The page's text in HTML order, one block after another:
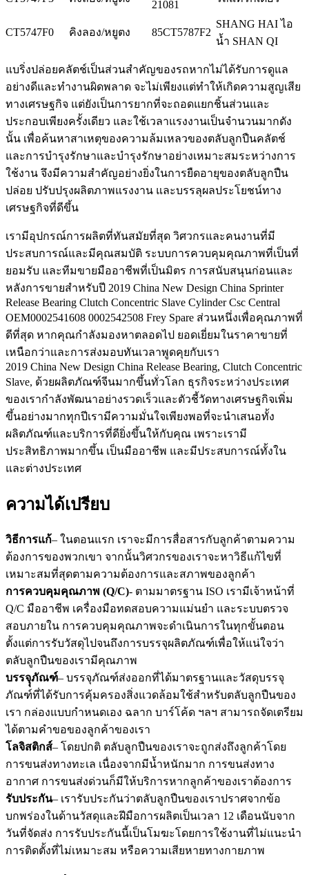
21081
CT5747F0 คิงลอง/หยูตง 85CT5787F2
SHANG HAI ไอ
น้ำ SHAN QI
แบริ่งปล่อยคลัตช์เป็นส่วนสำคัญของรถหากไม่ได้รับการดูแล
อย่างดีและทำงานผิดพลาด จะไม่เพียงแต่ทำให้เกิดความสูญเสีย
ทางเศรษฐกิจ แต่ยังเป็นการยากที่จะถอดแยกชิ้นส่วนและ
ประกอบเพียงครั้งเดียว และใช้เวลาแรงงานเป็นจำนวนมากดัง
นั้น เพื่อค้นหาสาเหตุของความล้มเหลวของตลับลูกปืนคลัตช์
และการบำรุงรักษาและบำรุงรักษาอย่างเหมาะสมระหว่างการ
ใช้งาน จึงมีความสำคัญอย่างยิ่งในการยืดอายุของตลับลูกปืน
ปล่อย ปรับปรุงผลิตภาพแรงงาน และบรรลุผลประโยชน์ทาง
เศรษฐกิจที่ดีขึ้น
เรามีอุปกรณ์การผลิตที่ทันสมัยที่สุด วิศวกรและคนงานที่มี
ประสบการณ์และมีคุณสมบัติ ระบบการควบคุมคุณภาพที่เป็นที่
ยอมรับ และทีมขายมืออาชีพที่เป็นมิตร การสนับสนุนก่อนและ
หลังการขายสำหรับปี 2019 China New Design China Sprinter
Release Bearing Clutch Concentric Slave Cylinder Csc Central
OEM0002541608 0002542508 Frey Spare ส่วนหนึ่งเพื่อคุณภาพที่
ดีที่สุด หากคุณกำลังมองหาตลอดไป ยอดเยี่ยมในราคาขายที่
เหนือกว่าและการส่งมอบทันเวลาพูดคุยกับเรา
2019 China New Design China Release Bearing, Clutch Concentric
Slave, ด้วยผลิตภัณฑ์จีนมากขึ้นทั่วโลก ธุรกิจระหว่างประเทศ
ของเรากำลังพัฒนาอย่างรวดเร็วและตัวชี้วัดทางเศรษฐกิจเพิ่ม
ขึ้นอย่างมากทุกปีเรามีความมั่นใจเพียงพอที่จะนำเสนอทั้ง
ผลิตภัณฑ์และบริการที่ดียิ่งขึ้นให้กับคุณ เพราะเรามี
ประสิทธิภาพมากขึ้น เป็นมืออาชีพ และมีประสบการณ์ทั้งใน
และต่างประเทศ
ความได้เปรียบ
วิธีการแก้– ในตอนแรก เราจะมีการสื่อสารกับลูกค้าตามความ
ต้องการของพวกเขา จากนั้นวิศวกรของเราจะหาวิธีแก้ไขที่
เหมาะสมที่สุดตามความต้องการและสภาพของลูกค้า
การควบคุมคุณภาพ (Q/C)- ตามมาตรฐาน ISO เรามีเจ้าหน้าที่
Q/C มืออาชีพ เครื่องมือทดสอบความแม่นยำ และระบบตรวจ
สอบภายใน การควบคุมคุณภาพจะดำเนินการในทุกขั้นตอน
ตั้งแต่การรับวัสดุไปจนถึงการบรรจุผลิตภัณฑ์เพื่อให้แน่ใจว่า
ตลับลูกปืนของเรามีคุณภาพ
บรรจุุภัณฑ์– บรรจุภัณฑ์ส่งออกที่ได้มาตรฐานและวัสดุบรรจุ
ภัณฑ์ที่ได้รับการคุ้มครองสิ่งแวดล้อมใช้สำหรับตลับลูกปืนของ
เรา กล่องแบบกำหนดเอง ฉลาก บาร์โค้ด ฯลฯ สามารถจัดเตรียม
ได้ตามคำขอของลูกค้าของเรา
โลจิสติกส์– โดยปกติ ตลับลูกปืนของเราจะถูกส่งถึงลูกค้าโดย
การขนส่งทางทะเล เนื่องจากมีน้ำหนักมาก การขนส่งทาง
อากาศ การขนส่งด่วนก็มีให้บริการหากลูกค้าของเราต้องการ
รับประกัน– เรารับประกันว่าตลับลูกปืนของเราปราศจากข้อ
บกพร่องในด้านวัสดุและฝีมือการผลิตเป็นเวลา 12 เดือนนับจาก
วันที่จัดส่ง การรับประกันนี้เป็นโมฆะโดยการใช้งานที่ไม่แนะนำ
การติดตั้งที่ไม่เหมาะสม หรือความเสียหายทางกายภาพ